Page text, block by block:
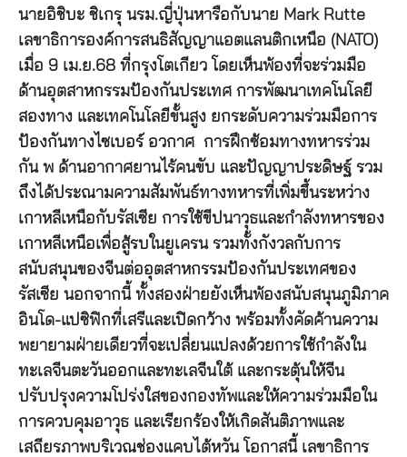
นายอิชิบะ ชิเกรุ นรม.ญี่ปุ่นหารือกับนาย Mark Rutte
เลขาธิการองค์การสนธิสัญญาแอตแลนติกเหนือ (NATO)
เมื่อ 9 เม.ย.68 ที่กรุงโตเกียว โดยเห็นพ้องที่จะร่วมมือ
ด้านอุตสาหกรรมป้องกันประเทศ การพัฒนาเทคโนโลยี
สองทาง และเทคโนโลยีขั้นสูง ยกระดับความร่วมมือการ
ป้องกันทางไซเบอร์ อวกาศ การฝึกซ้อมทางทหารร่วม
กัน พ ด้านอากาศยานไร้คนขับ และปัญญาประดิษฐ์ รวม
ถึงได้ประณามความสัมพันธ์ทางทหารที่เพิ่มขึ้นระหว่าง
เกาหลีเหนือกับรัสเซีย การใช้ขีปนาวุธและกำลังทหารของ
เกาหลีเหนือเพื่อสู้รบในยูเครน รวมทั้งกังวลกับการ
สนับสนุนของจีนต่ออุตสาหกรรมป้องกันประเทศของ
รัสเซีย นอกจากนี้ ทั้งสองฝ่ายยังเห็นพ้องสนับสนุนภูมิภาค
อินโด-แปซิฟิกที่เสรีและเปิดกว้าง พร้อมทั้งคัดค้านความ
พยายามฝ่ายเดียวที่จะเปลี่ยนแปลงด้วยการใช้กำลังใน
ทะเลจีนตะวันออกและทะเลจีนใต้ และกระตุ้นให้จีน
ปรับปรุงความโปร่งใสของกองทัพและให้ความร่วมมือใน
การควบคุมอาวุธ และเรียกร้องให้เกิดสันติภาพและ
เสถียรภาพบริเวณช่องแคบไต้หวัน โอกาสนี้ เลขาธิการ